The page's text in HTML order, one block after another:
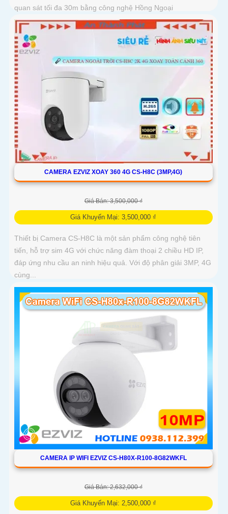
quan sát tối đa 30m bằng công nghệ Hồng Ngoại
CAMERA EZVIZ XOAY 360 4G CS-H8C (3MP,4G)
Giá Bán: 3,500,000 ₫
Giá Khuyến Mại: 3,500,000 ₫
Thiết bị Camera CS-H8C là một sản phẩm công nghệ tiên
tiến, hỗ trợ sim 4G với chức năng đàm thoại 2 chiều HD IP,
đáp ứng nhu cầu an ninh hiệu quả. Với độ phân giải 3MP, 4G
cùng...
CAMERA IP WIFI EZVIZ CS-H80X-R100-8G82WKFL
Giá Bán: 2,632,000 ₫
Giá Khuyến Mại: 2,500,000 ₫